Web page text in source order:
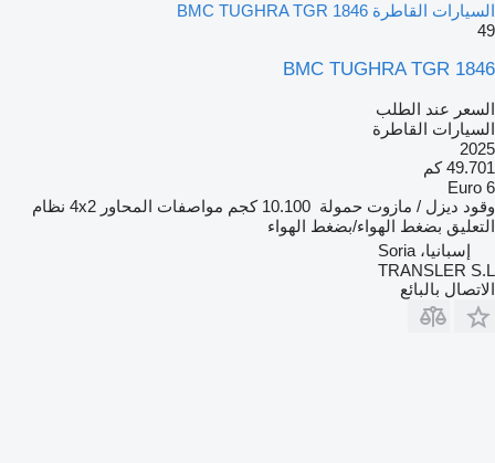
السيارات القاطرة BMC TUGHRA TGR 1846
49
BMC TUGHRA TGR 1846
السعر عند الطلب
السيارات القاطرة
2025
49.701 كم
Euro 6
وقود ديزل / مازوت حمولة 10.100 كجم مواصفات المحاور 4x2 نظام
التعليق بضغط الهواء/بضغط الهواء
إسبانيا، Soria
TRANSLER S.L
الاتصال بالبائع